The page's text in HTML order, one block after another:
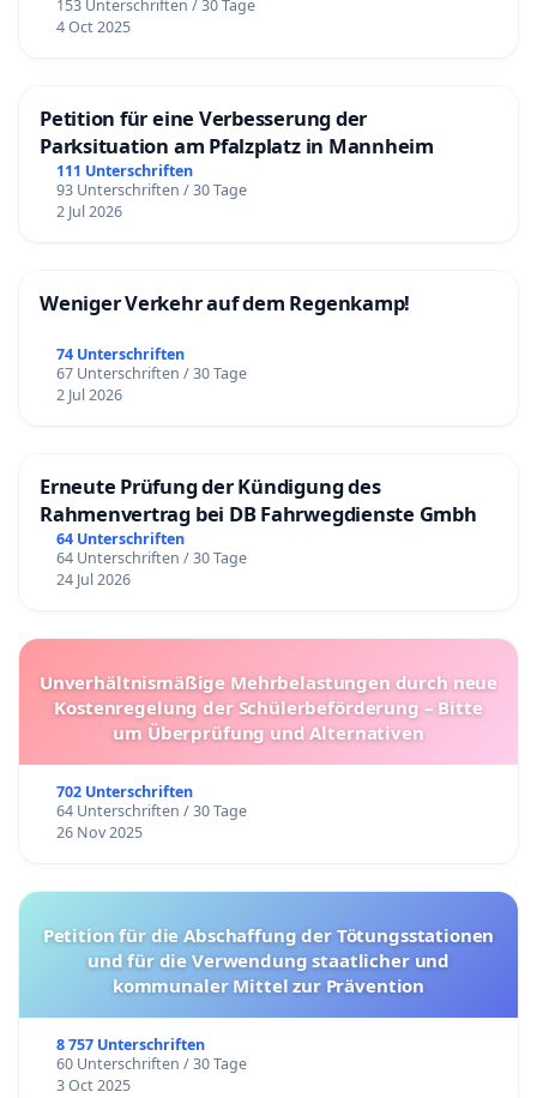
153 Unterschriften / 30 Tage
4 Oct 2025
Petition für eine Verbesserung der
Parksituation am Pfalzplatz in Mannheim
111 Unterschriften
93 Unterschriften / 30 Tage
2 Jul 2026
Weniger Verkehr auf dem Regenkamp!
74 Unterschriften
67 Unterschriften / 30 Tage
2 Jul 2026
Erneute Prüfung der Kündigung des
Rahmenvertrag bei DB Fahrwegdienste Gmbh
64 Unterschriften
64 Unterschriften / 30 Tage
24 Jul 2026
Unverhältnismäßige Mehrbelastungen durch neue
Kostenregelung der Schülerbeförderung – Bitte
um Überprüfung und Alternativen
702 Unterschriften
64 Unterschriften / 30 Tage
26 Nov 2025
Petition für die Abschaffung der Tötungsstationen
und für die Verwendung staatlicher und
kommunaler Mittel zur Prävention
8 757 Unterschriften
60 Unterschriften / 30 Tage
3 Oct 2025